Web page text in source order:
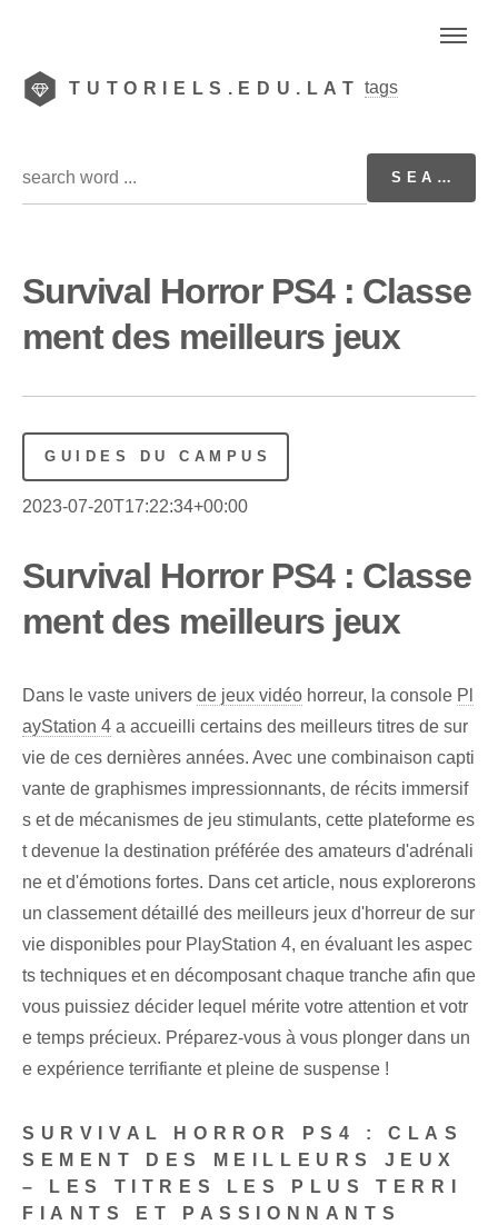
TUTORIELS.EDU.LAT tags
Survival Horror PS4 : Classe
ment des meilleurs jeux
GUIDES DU CAMPUS
2023-07-20T17:22:34+00:00
Survival Horror PS4 : Classe
ment des meilleurs jeux
Dans le vaste univers de jeux vidéo horreur, la console Pl
ayStation 4 a accueilli certains des meilleurs titres de sur
vie de ces dernières années. Avec une combinaison capti
vante de graphismes impressionnants, de récits immersif
s et de mécanismes de jeu stimulants, cette plateforme es
t devenue la destination préférée des amateurs d'adrénali
ne et d'émotions fortes. Dans cet article, nous explorerons
un classement détaillé des meilleurs jeux d'horreur de sur
vie disponibles pour PlayStation 4, en évaluant les aspec
ts techniques et en décomposant chaque tranche afin que
vous puissiez décider lequel mérite votre attention et votr
e temps précieux. Préparez-vous à vous plonger dans un
e expérience terrifiante et pleine de suspense !
SURVIVAL HORROR PS4 : CLAS
SEMENT DES MEILLEURS JEUX
– LES TITRES LES PLUS TERRI
FIANTS ET PASSIONNANTS